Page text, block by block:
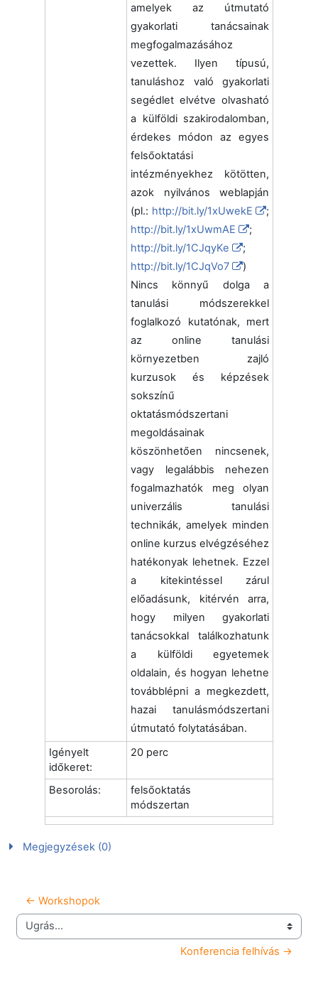
amelyek az útmutató
gyakorlati tanácsainak
megfogalmazásához
vezettek. Ilyen típusú,
tanuláshoz való gyakorlati
segédlet elvétve olvasható
a külföldi szakirodalomban,
érdekes módon az egyes
felsőoktatási
intézményekhez kötötten,
azok nyilvános weblapján
(pl.: http://bit.ly/1xUwekE
;
http://bit.ly/1xUwmAE
;
http://bit.ly/1CJqyKe
;
http://bit.ly/1CJqVo7
)
Nincs könnyű dolga a
tanulási módszerekkel
foglalkozó kutatónak, mert
az online tanulási
környezetben zajló
kurzusok és képzések
sokszínű
oktatásmódszertani
megoldásainak
köszönhetően nincsenek,
vagy legalábbis nehezen
fogalmazhatók meg olyan
univerzális tanulási
technikák, amelyek minden
online kurzus elvégzéséhez
hatékonyak lehetnek. Ezzel
a kitekintéssel zárul
előadásunk, kitérvén arra,
hogy milyen gyakorlati
tanácsokkal találkozhatunk
a külföldi egyetemek
oldalain, és hogyan lehetne
továbblépni a megkezdett,
hazai tanulásmódszertani
útmutató folytatásában.
Igényelt
időkeret:
20 perc
Besorolás:
felsőoktatás
módszertan
Megjegyzések (0)
← Workshopok
Ugrás...
Konferencia felhívás →